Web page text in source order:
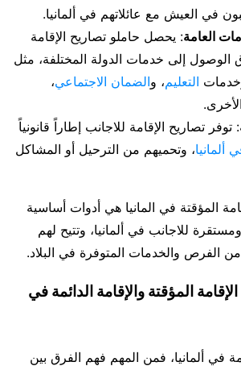
في العيش مع عائلاتهم في ألمانيا.
العامة: يحصل حاملو تصاريح الإقامة
الوصول إلى خدمات الدولة المختلفة، مثل
التعليم، والضمان الاجتماعي،
: توفر تصاريح الإقامة للاجانب إطاراً قانونياً
ألمانيا، وتحميهم من الترحيل أو المشاكل
المؤقتة في المانيا هي أدوات أساسية
للاجانب في ألمانيا، وتتيح لهم
من الفرص والخدمات المتوفرة في البلاد.
المؤقتة والإقامة الدائمة في
في ألمانيا، فمن المهم فهم الفرق بين